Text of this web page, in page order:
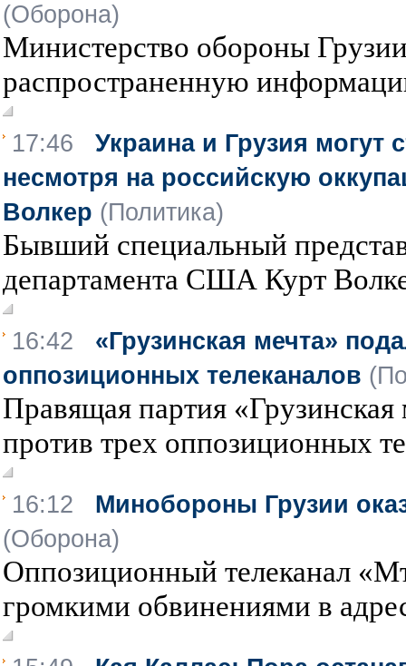
(Оборона)
Министерство обороны
распространенную
17:46 Украина и Грузия могут
несмотря на российскую
Волкер (Политика)
Бывший специальный
департамента США Курт
16:42 «Грузинская мечта»
оппозиционных телеканалов
Правящая партия
против трех оппозиционных
16:12 Минобороны Грузии
(Оборона)
Оппозиционный телеканал
громкими обвинениями в